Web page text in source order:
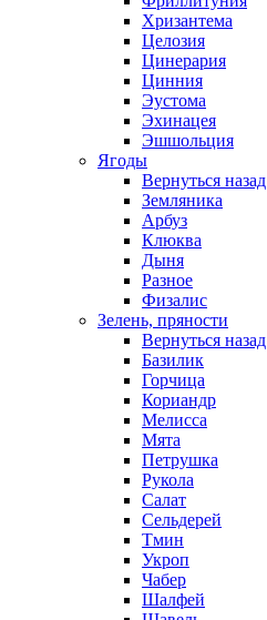
Хризантема
Целозия
Цинерария
Цинния
Эустома
Эхинацея
Эшшольция
Ягоды
Вернуться назад
Земляника
Арбуз
Клюква
Дыня
Разное
Физалис
Зелень, пряности
Вернуться назад
Базилик
Горчица
Кориандр
Мелисса
Мята
Петрушка
Рукола
Салат
Сельдерей
Тмин
Укроп
Чабер
Шалфей